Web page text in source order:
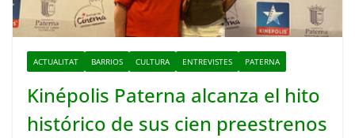
ACTUALITAT BARRIOS CULTURA ENTREVISTES PATERNA
Kinépolis Paterna alcanza el hito
histórico de sus cien preestrenos